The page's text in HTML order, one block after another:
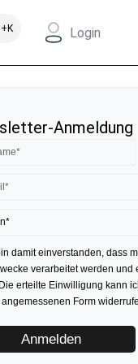
Login
Anmeldung
damit einverstanden, dass
verarbeitet werden
erteilte Einwilligung kann
Form
Anmelden